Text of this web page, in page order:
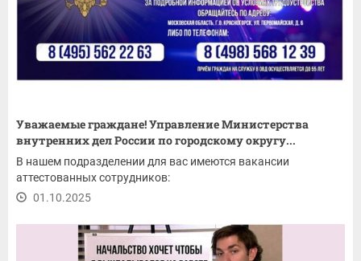
Уважаемые граждане! Управление Министерства
внутренних дел России по городскому округу...
В нашем подразделении для вас имеются вакансии
аттестованных сотрудников:
01.10.2025